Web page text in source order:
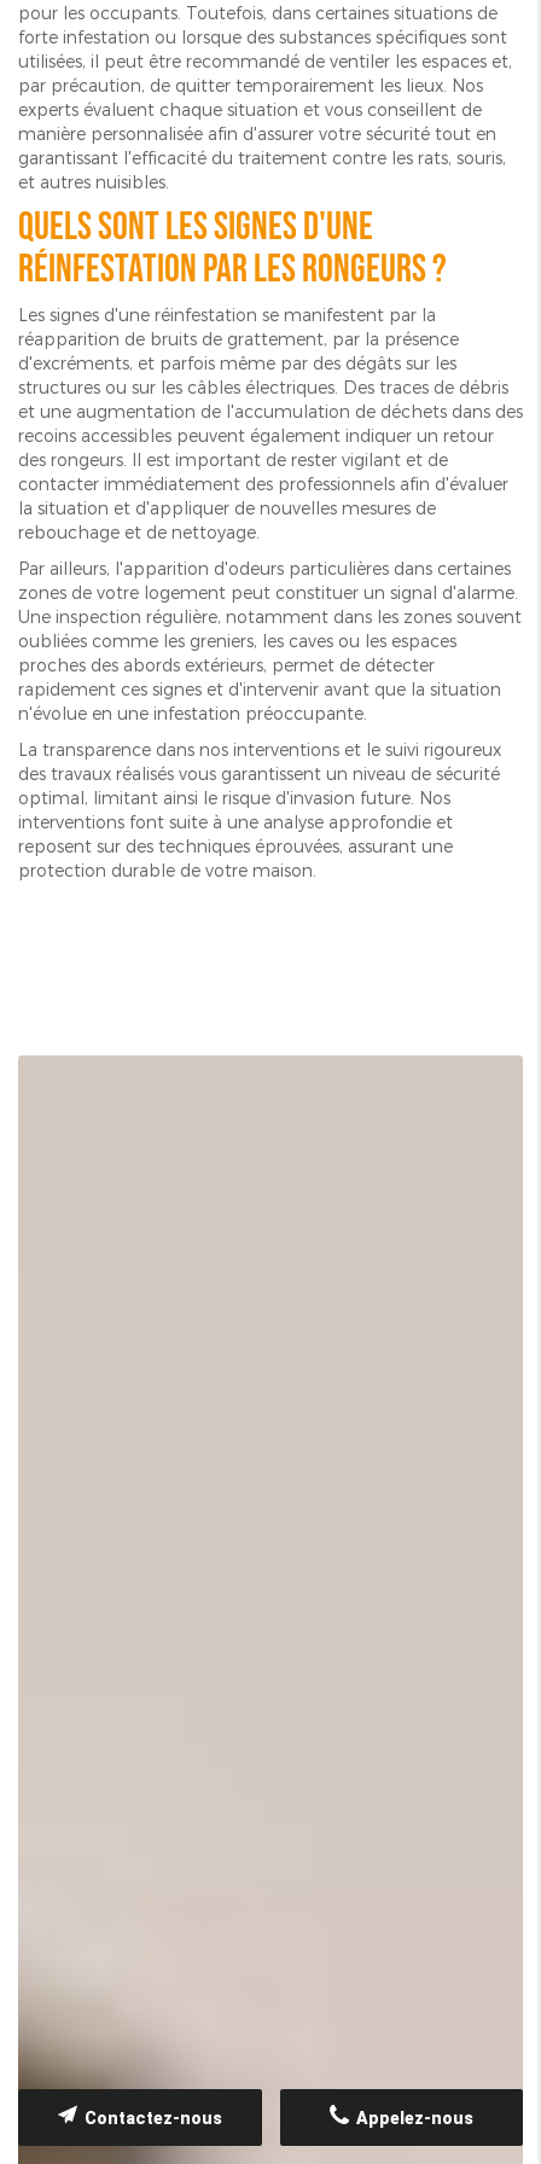
pour les occupants. Toutefois, dans certaines situations de
forte infestation ou lorsque des substances spécifiques sont
utilisées, il peut être recommandé de ventiler les espaces et,
par précaution, de quitter temporairement les lieux. Nos
experts évaluent chaque situation et vous conseillent de
manière personnalisée afin d'assurer votre sécurité tout en
garantissant l'efficacité du traitement contre les rats, souris,
et autres nuisibles.
Quels sont les signes d'une
réinfestation par les rongeurs ?
Les signes d'une réinfestation se manifestent par la
réapparition de bruits de grattement, par la présence
d'excréments, et parfois même par des dégâts sur les
structures ou sur les câbles électriques. Des traces de débris
et une augmentation de l'accumulation de déchets dans des
recoins accessibles peuvent également indiquer un retour
des rongeurs. Il est important de rester vigilant et de
contacter immédiatement des professionnels afin d'évaluer
la situation et d'appliquer de nouvelles mesures de
rebouchage et de nettoyage.
Par ailleurs, l'apparition d'odeurs particulières dans certaines
zones de votre logement peut constituer un signal d'alarme.
Une inspection régulière, notamment dans les zones souvent
oubliées comme les greniers, les caves ou les espaces
proches des abords extérieurs, permet de détecter
rapidement ces signes et d'intervenir avant que la situation
n'évolue en une infestation préoccupante.
La transparence dans nos interventions et le suivi rigoureux
des travaux réalisés vous garantissent un niveau de sécurité
optimal, limitant ainsi le risque d'invasion future. Nos
interventions font suite à une analyse approfondie et
reposent sur des techniques éprouvées, assurant une
protection durable de votre maison.
Appelez-nous
Contactez-nous